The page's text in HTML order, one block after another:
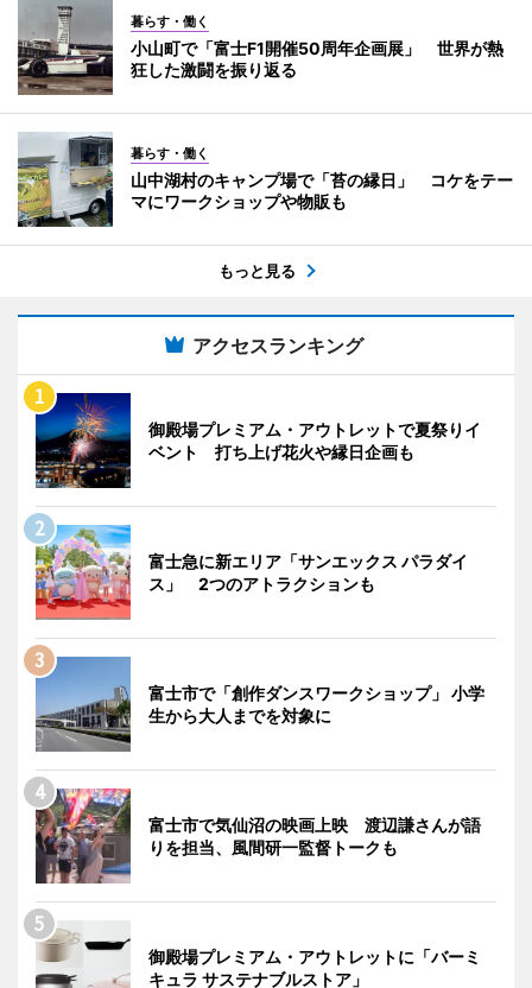
暮らす・働く
小山町で「富士F1開催50周年企画展」 世界が熱
狂した激闘を振り返る
暮らす・働く
山中湖村のキャンプ場で「苔の縁日」 コケをテー
マにワークショップや物販も
もっと見る
アクセスランキング
御殿場プレミアム・アウトレットで夏祭りイ
ベント 打ち上げ花火や縁日企画も
富士急に新エリア「サンエックス パラダイ
ス」 2つのアトラクションも
富士市で「創作ダンスワークショップ」 小学
生から大人までを対象に
富士市で気仙沼の映画上映 渡辺謙さんが語
りを担当、風間研一監督トークも
御殿場プレミアム・アウトレットに「バーミ
キュラ サステナブルストア」